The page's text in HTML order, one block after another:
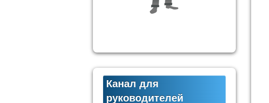
Канал для
руководителей